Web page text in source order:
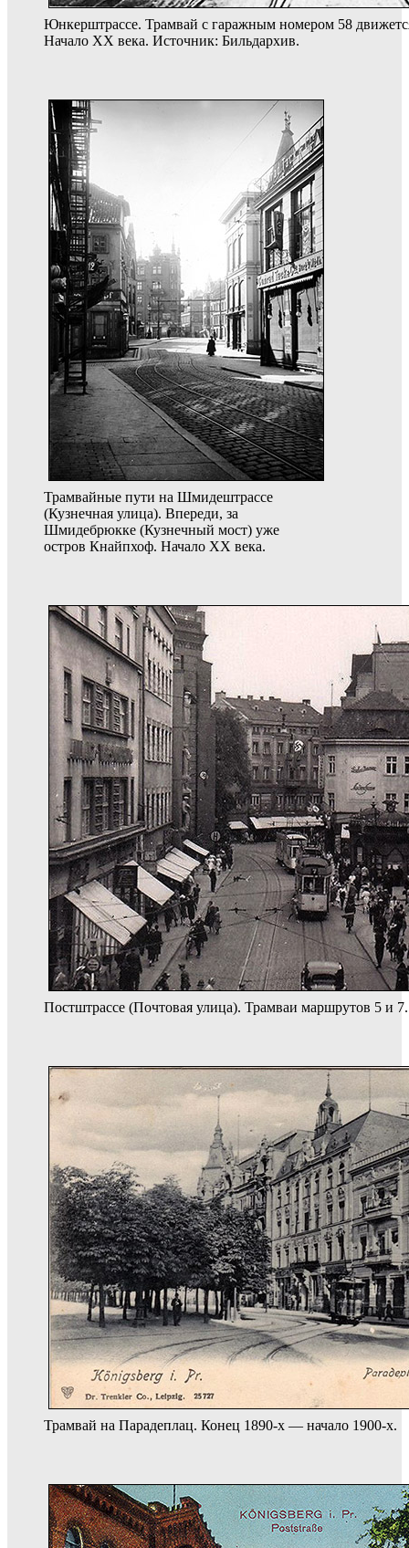
Юнкерштрассе. Трамвай с гаражным номером 58
Начало ХХ века. Источник: Бильдархив.
Трамвайные пути на Шмидештрассе
(Кузнечная улица). Впереди, за
Шмидебрюкке (Кузнечный мост) уже
остров Кнайпхоф. Начало ХХ века.
Постштрассе (Почтовая улица). Трамваи маршрутов 5 и
Трамвай на Парадеплац. Конец 1890-х — начало 1900-х.